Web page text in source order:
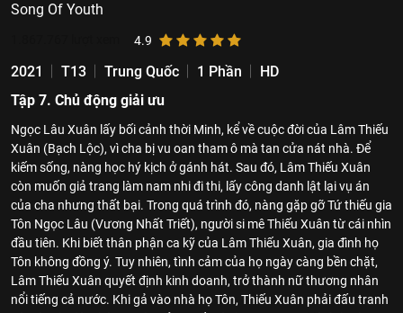
Song Of Youth
4.9
2021 T13 Trung Quốc 1 Phần
HD
Tập 7. Chủ động giải ưu
Ngọc Lâu Xuân lấy bối cảnh thời Minh, kể về cuộc đời của Lâm Thiếu
Xuân (Bạch Lộc), vì cha bị vu oan tham ô mà tan cửa nát nhà. Để
kiếm sống, nàng học hý kịch ở gánh hát. Sau đó, Lâm Thiếu Xuân
còn muốn giả trang làm nam nhi đi thi, lấy công danh lật lại vụ án
của cha nhưng thất bại. Trong quá trình đó, nàng gặp gỡ Tứ thiếu gia
Tôn Ngọc Lâu (Vương Nhất Triết), người si mê Thiếu Xuân từ cái nhìn
đầu tiên. Khi biết thân phận ca kỹ của Lâm Thiếu Xuân, gia đình họ
Tôn không đồng ý. Tuy nhiên, tình cảm của họ ngày càng bền chặt,
Lâm Thiếu Xuân quyết định kinh doanh, trở thành nữ thương nhân
nổi tiếng cả nước. Khi gả vào nhà họ Tôn, Thiếu Xuân phải đấu tranh